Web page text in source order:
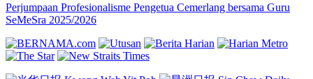
Perjumpaan Profesionalisme Pengetua Cemerlang bersama Guru
SeMeSra 2025/2026